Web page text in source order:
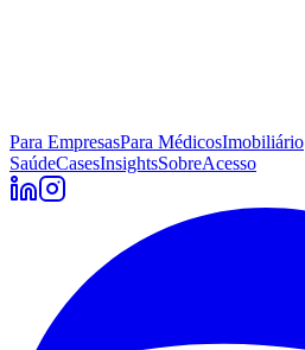
Para EmpresasPara MédicosImobiliário
SaúdeCasesInsightsSobreAcesso